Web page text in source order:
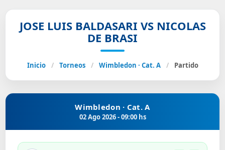
JOSE LUIS BALDASARI VS NICOLAS
DE BRASI
Inicio / Torneos / Wimbledon · Cat. A / Partido
Wimbledon · Cat. A
02 Ago 2026 - 09:00 hs